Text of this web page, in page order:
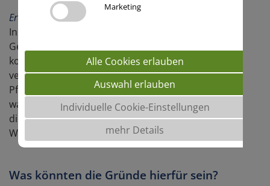
Ertragsleistung
Fruchtfolge und Fruchtfolgewert
In den letzten Jahrezehnten sind bei allen
Getreidearten und auch bei Raps die Erträge
kontiniuierlich angestiegen: Züchtungsfortschritt,
verbesserte Pflanzenernährung, der chemische
Pflanzenschutz sowie der technische Fortschritt
waren die "Ertragstreiber". Doch seit Jahren flachen
die Ertragskurven ab - nicht jedoch die der
Wintergerste (s. Abbildung).
Was könnten die Gründe hierfür sein?
Marketing
Alle Cookies erlauben
Auswahl erlauben
Individuelle Cookie-Einstellungen
mehr Details